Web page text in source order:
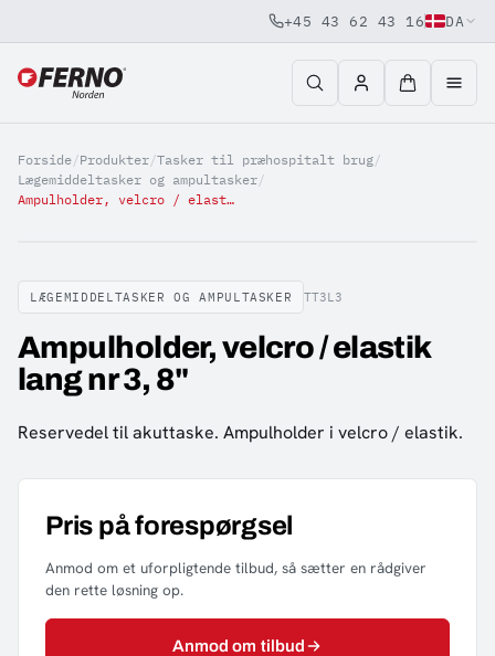
Jump to content
+45 43 62 43 16 DA
Forside/Produkter/Tasker til præhospitalt brug/
Lægemiddeltasker og ampultasker/
Ampulholder, velcro / elastik lang nr 3, 8"
LÆGEMIDDELTASKER OG AMPULTASKER TT3L3
Ampulholder, velcro / elastik
lang nr 3, 8"
Reservedel til akuttaske. Ampulholder i velcro / elastik.
Pris på forespørgsel
Anmod om et uforpligtende tilbud, så sætter en rådgiver
den rette løsning op.
Anmod om tilbud